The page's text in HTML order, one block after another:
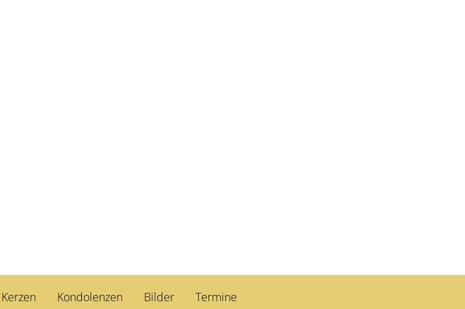
Kerzen Kondolenzen Bilder Termine